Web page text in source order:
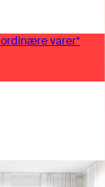
varer*